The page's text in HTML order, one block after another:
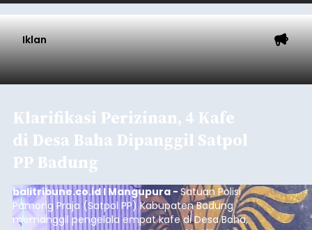
Iklan
Klarifikasi Perizinan, 4 Kafe
di Desa Baha Dipanggil Satpol
PP Badung
balitribune.co.id I Mangupura - Satuan Polisi
Pamong Praja (Satpol PP) Kabupaten Badung
memanggil pengelola empat kafe di Desa Baha,